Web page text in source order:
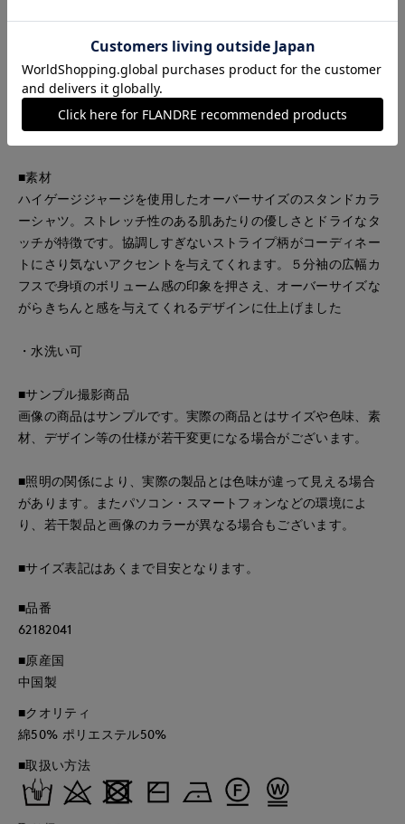
ハイゲージジャージを使用したオーバーサイズのスタンドカラ
ーシャツ。ストレッチ性のある肌あたりの優しさとドライなタ
ッチが特徴です。協調しすぎないストライプ柄がコーディネー
トにさり気ないアクセントを与えてくれます。5分袖の広幅カ
フスで身頃のボリューム感の印象を押さえ、オーバーサイズな
がらきちんと感を与えてくれるデザインに仕上げました。
■素材
ハイゲージジャージを使用したオーバーサイズのスタンドカラ
ーシャツ。ストレッチ性のある肌あたりの優しさとドライなタ
ッチが特徴です。協調しすぎないストライプ柄がコーディネー
トにさり気ないアクセントを与えてくれます。５分袖の広幅カ
フスで身頃のボリューム感の印象を押さえ、オーバーサイズな
がらきちんと感を与えてくれるデザインに仕上げました
・水洗い可
■サンプル撮影商品
画像の商品はサンプルです。実際の商品とはサイズや色味、素
材、デザイン等の仕様が若干変更になる場合がございます。
■照明の関係により、実際の製品とは色味が違って見える場合
があります。またパソコン・スマートフォンなどの環境によ
り、若干製品と画像のカラーが異なる場合もございます。
■サイズ表記はあくまで目安となります。
■品番
62182041
■原産国
中国製
■クオリティ
綿50% ポリエステル50%
■取扱い方法